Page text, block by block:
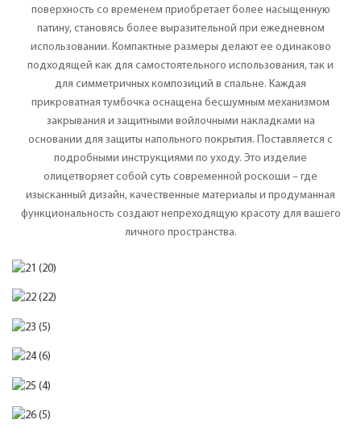
поверхность со временем приобретает более насыщенную
патину, становясь более выразительной при ежедневном
использовании. Компактные размеры делают ее одинаково
подходящей как для самостоятельного использования, так и
для симметричных композиций в спальне. Каждая
прикроватная тумбочка оснащена бесшумным механизмом
закрывания и защитными войлочными накладками на
основании для защиты напольного покрытия. Поставляется с
подробными инструкциями по уходу. Это изделие
олицетворяет собой суть современной роскоши – где
изысканный дизайн, качественные материалы и продуманная
функциональность создают непреходящую красоту для вашего
личного пространства.